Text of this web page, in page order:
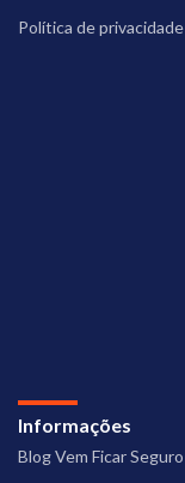
Política de privacidade
Informações
Blog Vem Ficar Seguro